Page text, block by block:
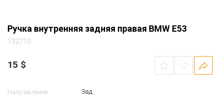
Ручка внутренняя задняя правая BMW E53
192710
15 $
Направление
Зад.